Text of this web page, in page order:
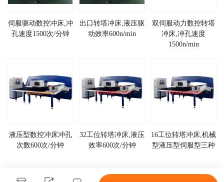
伺服驱动数控冲床,冲
孔速度1500次/分钟
出口转塔冲床,液压驱
动效率600n/min
双伺服动力数控转塔
冲床,冲孔速度
1500n/min
液压型数控冲床冲孔
次数600次/分钟
32工位转塔冲床,液压
效率600次/分钟
16工位转塔冲床,机械
型液压型伺服型三种